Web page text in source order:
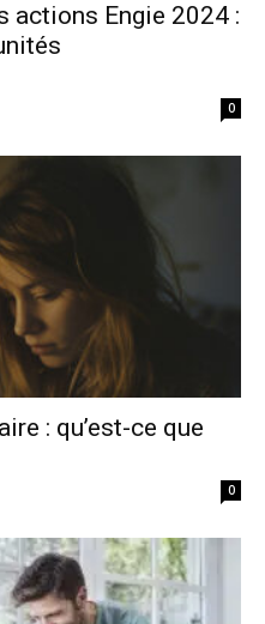
actions Engie 2024 :
0
: qu’est-ce que
0